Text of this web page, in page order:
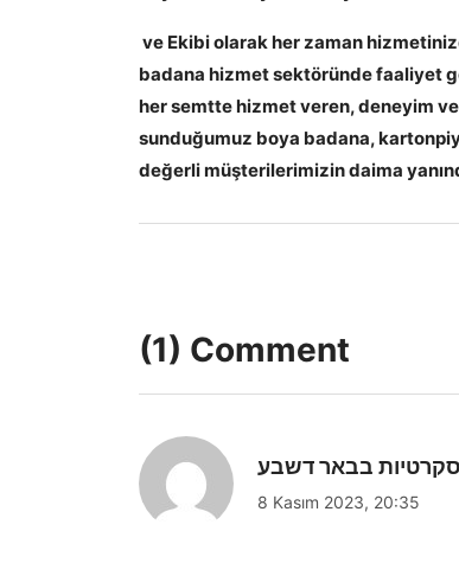
ve Ekibi olarak her zaman
badana hizmet sektöründe faaliyet
her semtte hizmet veren, deneyim
sunduğumuz boya badana,
değerli müşterilerimizin daima
(1) Comment
בבאר דשבע
8 Kasım 2023, 20:35